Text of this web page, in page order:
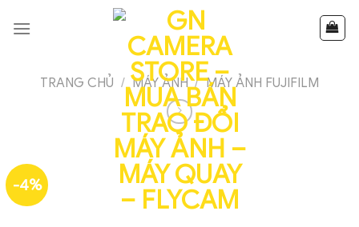
TRANG CHỦ / MÁY ẢNH / MÁY ẢNH FUJIFILM
-4%